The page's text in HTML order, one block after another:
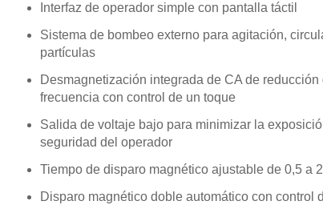
Interfaz de operador simple con pantalla táctil
Sistema de bombeo externo para agitación,
partículas
Desmagnetización integrada de CA de
frecuencia con control de un toque
Salida de voltaje bajo para minimizar la
seguridad del operador
Tiempo de disparo magnético ajustable de 0,5 a
Disparo magnético doble automático con control